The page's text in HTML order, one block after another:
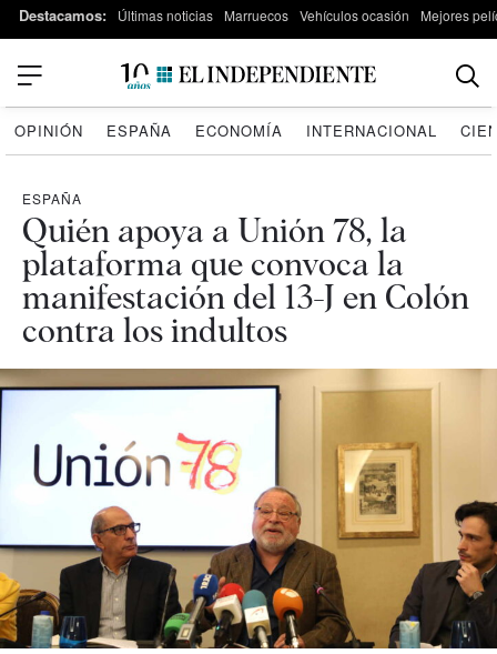
Destacamos: Últimas noticias Marruecos Vehículos ocasión Mejores
OPINIÓN ESPAÑA ECONOMÍA INTERNACIONAL
ESPAÑA
Quién apoya a Unión 78, la
plataforma que convoca la
manifestación del 13-J en Colón
contra los indultos